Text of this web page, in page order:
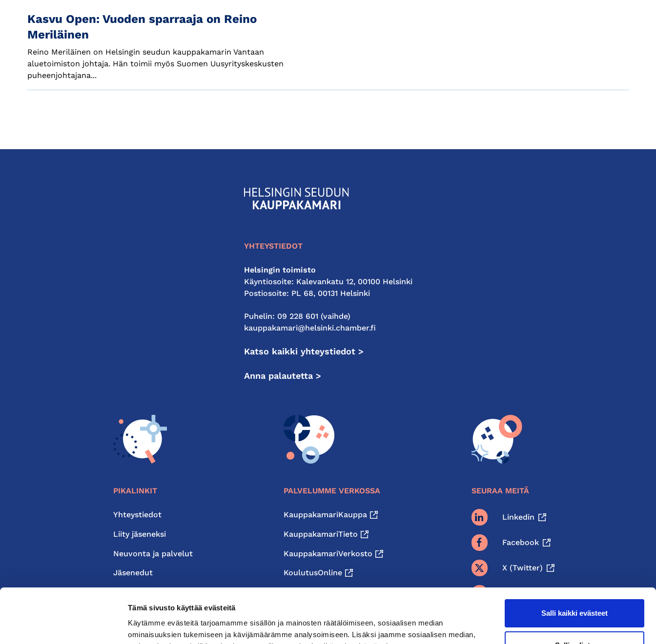
Tämä sivusto käyttää evästeitä
Käytämme evästeitä tarjoamamme sisällön ja mainosten räätälöimiseen, sosiaalisen median
ominaisuuksien tukemiseen ja kävijämäärämme analysoimiseen. Lisäksi jaamme sosiaalisen median,
Salli kaikki evästeet
Kasvu Open: Vuoden sparraaja on Reino
Meriläinen
Reino Meriläinen on Helsingin seudun kauppakamarin Vantaan
aluetoimiston johtaja. Hän toimii myös Suomen Uusyrityskeskusten
puheenjohtajana...
KauppakamariHelsingin
seudun
YHTEYSTIEDOT
Helsingin toimisto
Käyntiosoite: Kalevankatu 12, 00100 Helsinki
Postiosoite: PL 68, 00131 Helsinki
Puhelin: 09 228 601 (vaihde)
kauppakamari@helsinki.chamber.fi
Katso kaikki yhteystiedot >
Anna palautetta >
PIKALINKIT
Yhteystiedot
Liity jäseneksi
Neuvonta ja palvelut
Jäsenedut
PALVELUMME VERKOSSA
KauppakamariKauppa
KauppakamariTieto
KauppakamariVerkosto
KoulutusOnline
SEURAA MEITÄ
Linkedin
Facebook
X (twitter)